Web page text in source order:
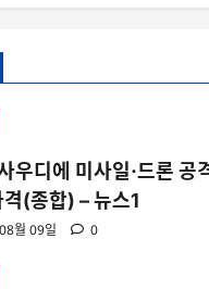
우디에 미사일·드론 공
(종합) – 뉴스1
월 09일 0